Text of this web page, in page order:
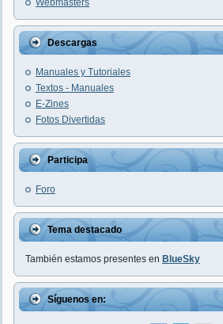
Webmasters
Descargas
Manuales y Tutoriales
Textos - Manuales
E-Zines
Fotos Divertidas
Participa
Foro
Tema destacado
También estamos presentes en BlueSky
Síguenos en: